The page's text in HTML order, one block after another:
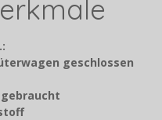
geschlossen